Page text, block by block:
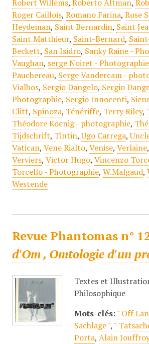
Robert Willems, Roberto Altman,
Roger Caillois, Romano Farina, Rose
Heydeman, Saint Bernardin, Saint
Saint Matthieur, Saint-Bernard,
Beckett, San Isidro, Sanky Raine -
Vaughan, serge Noiret - Photographie
Pauchereau, Serge Vandercam -
Vialbos, Sergio Dangelo, Sergio
Photographie, Sergio Innocenti,
Clitt, Spinoza, Ténériffe, Terry Riley,
Théodore Koenig - photographie,
Tijdschrift, Tintin,Ugo Carrega,
Vatican, Vene Rialto, Venise, Verlaine,
Verviers, Victor Hugo, Vincenzo
Torcello - Photographie, W.Malgaud,
Westende
Revue Phantomas n°
d'Om , Omtologie d'un
Textes et
Philosophique
Mots-clés: " Off
Sachlage ", "
Porta, Alain Jouffroy